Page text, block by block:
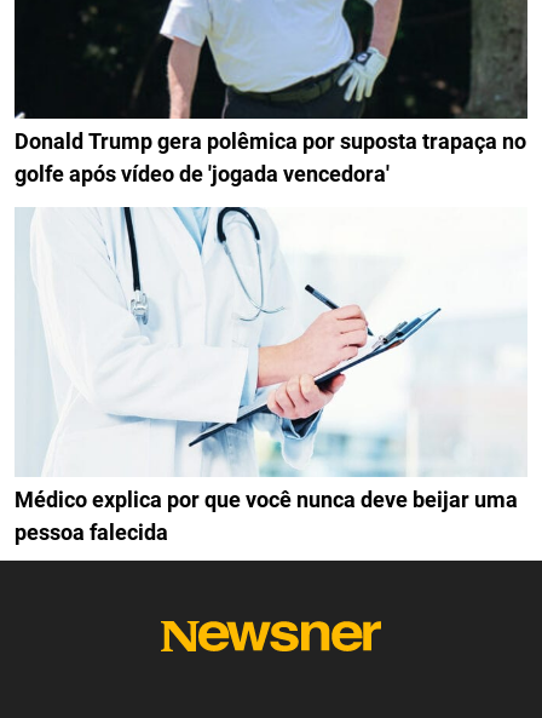
Donald Trump gera polêmica por suposta trapaça no
golfe após vídeo de 'jogada vencedora'
Médico explica por que você nunca deve beijar uma
pessoa falecida